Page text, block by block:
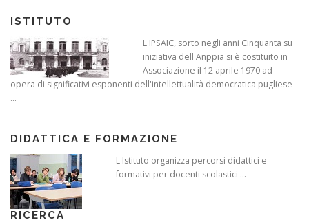
ISTITUTO
L'IPSAIC, sorto negli anni Cinquanta su
iniziativa dell'Anppia si è costituito in
Associazione il 12 aprile 1970 ad
opera di significativi esponenti dell'intellettualità democratica pugliese
...
DIDATTICA E FORMAZIONE
L'Istituto organizza percorsi didattici e
formativi per docenti scolastici ...
RICERCA